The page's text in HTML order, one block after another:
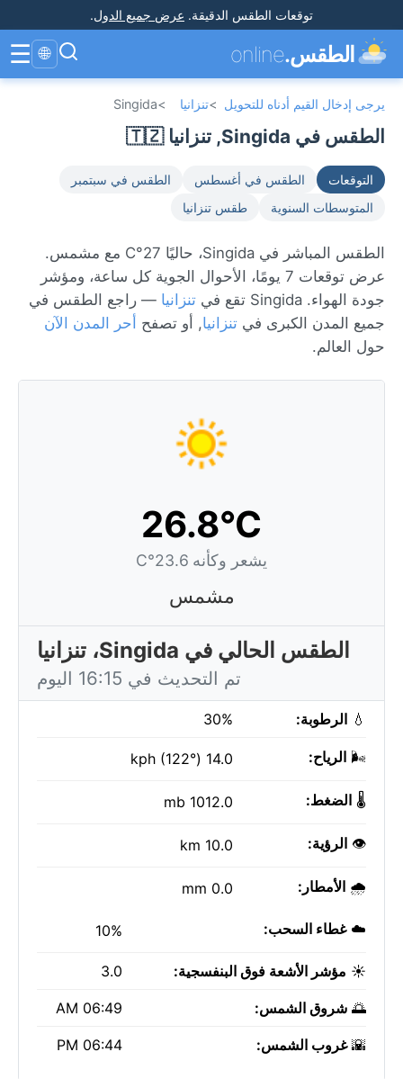
توقعات الطقس الدقيقة. عرض جميع الدول.
الطقس.online
🌐
☰
يرجى إدخال القيم أدناه للتحويل >تنزانيا >
Singida
الطقس في Singida, تنزانيا 🇹🇿
التوقعات الطقس في أغسطس
الطقس في سبتمبر
المتوسطات السنوية
طقس تنزانيا
الطقس المباشر في Singida، حاليًا 27°C مع مشمس.
عرض توقعات 7 يومًا، الأحوال الجوية كل ساعة، ومؤشر
جودة الهواء. Singida تقع في
تنزانيا — راجع الطقس في
جميع المدن الكبرى في تنزانيا, أو تصفح أحر المدن الآن
حول العالم.
26.8°C
يشعر وكأنه 23.6°C
مشمس
الطقس الحالي في Singida، تنزانيا
تم التحديث في 16:15 اليوم
💧 الرطوبة: 30%
🌬️ الرياح: 14.0 kph (122°)
🌡️ الضغط: 1012.0 mb
👁️ الرؤية: 10.0 km
🌧️ الأمطار: 0.0 mm
☁️غطاء السحب: 10%
☀️ مؤشر الأشعة فوق البنفسجية: 3.0
🌅 شروق الشمس: 06:49 AM
🌇غروب الشمس: 06:44 PM